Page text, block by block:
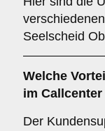
Seelscheid
Welche
im
Der